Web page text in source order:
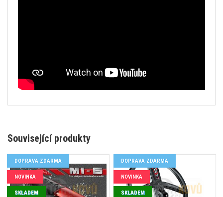
Související produkty
DOPRAVA ZDARMA
NOVINKA
SKLADEM
DOPRAVA ZDARMA
NOVINKA
SKLADEM